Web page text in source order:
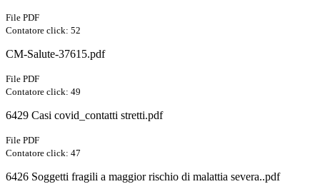
File PDF
Contatore click: 52
CM-Salute-37615.pdf
File PDF
Contatore click: 49
6429 Casi covid_contatti stretti.pdf
File PDF
Contatore click: 47
6426 Soggetti fragili a maggior rischio di malattia severa..pdf